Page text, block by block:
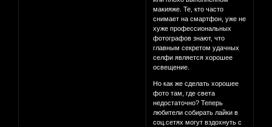
макияже. Те, кто часто
снимает на смартфон, уже не
хуже профессиональных
фотографов знают, что
главным секретом удачных
селфи является хорошее
освещение.
Но как же сделать хорошее
фото там, где света
недостаточно? Теперь
любители собирать лайки в
соц.сетях могут вздохнуть с